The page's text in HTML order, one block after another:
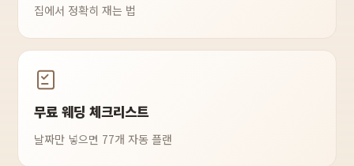
집에서 정확히 재는 법
무료 웨딩 체크리스트
날짜만 넣으면 77개 자동 플랜